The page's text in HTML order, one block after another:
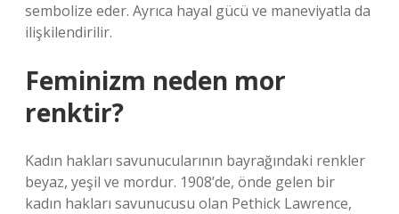
sembolize eder. Ayrıca hayal gücü ve maneviyatla da
ilişkilendirilir.
Feminizm neden mor
renktir?
Kadın hakları savunucularının bayrağındaki renkler
beyaz, yeşil ve mordur. 1908’de, önde gelen bir
kadın hakları savunucusu olan Pethick Lawrence,